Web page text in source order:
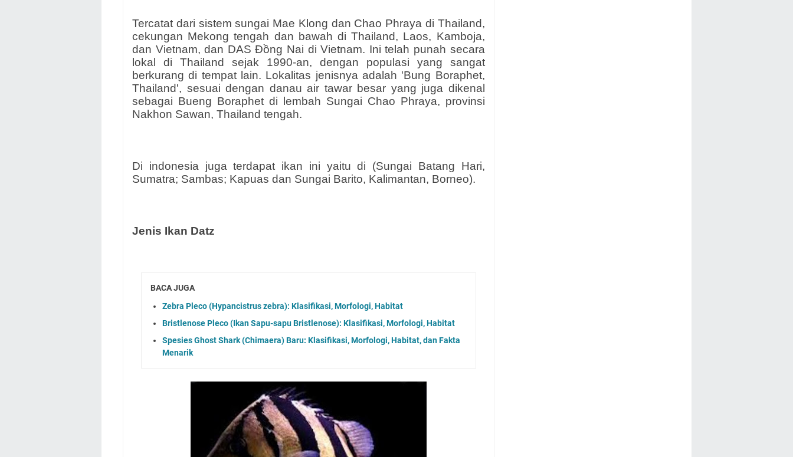
Tercatat dari sistem sungai Mae Klong dan Chao Phraya di Thailand,
cekungan Mekong tengah dan bawah di Thailand, Laos, Kamboja,
dan Vietnam, dan DAS Đồng Nai di Vietnam. Ini telah punah secara
lokal di Thailand sejak 1990-an, dengan populasi yang sangat
berkurang di tempat lain. Lokalitas jenisnya adalah 'Bung Boraphet,
Thailand', sesuai dengan danau air tawar besar yang juga dikenal
sebagai Bueng Boraphet di lembah Sungai Chao Phraya, provinsi
Nakhon Sawan, Thailand tengah.
Di indonesia juga terdapat ikan ini yaitu di (Sungai Batang Hari,
Sumatra; Sambas; Kapuas dan Sungai Barito, Kalimantan, Borneo).
Jenis Ikan Datz
BACA JUGA
Zebra Pleco (Hypancistrus zebra): Klasifikasi, Morfologi, Habitat
Bristlenose Pleco (Ikan Sapu-sapu Bristlenose): Klasifikasi, Morfologi, Habitat
Spesies Ghost Shark (Chimaera) Baru: Klasifikasi, Morfologi, Habitat, dan Fakta
Menarik